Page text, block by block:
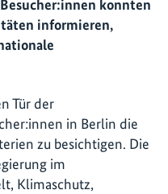
konnten
informieren,
Tür der
in Berlin die
zu besichtigen. Die
im
Klimaschutz,